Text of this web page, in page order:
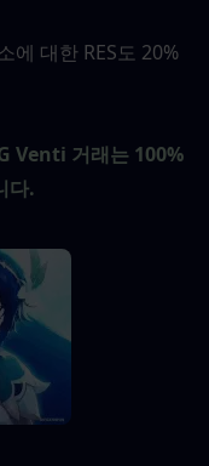
에 대한 RES도 20%
Venti 거래는 100%
다.